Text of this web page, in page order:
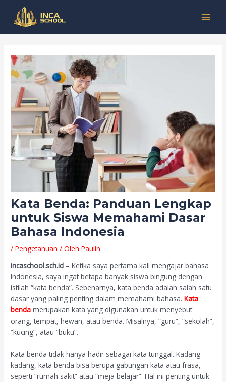
konten
Kata Benda: Panduan Lengkap
untuk Siswa Memahami Dasar
Bahasa Indonesia
/Pengetahuan / OlehPaulin
incaschool.sch.id – Ketika saya pertama kali mengajar bahasa
Indonesia, saya ingat betapa banyak siswa bingung dengan
istilah “kata benda”. Sebenarnya, kata benda adalah salah satu
dasar yang paling penting dalam memahami bahasa.Kata
benda merupakan kata yang digunakan untuk menyebut
orang, tempat, hewan, atau benda. Misalnya, “guru”, “sekolah”,
“kucing”, atau “buku”.
Kata benda tidak hanya hadir sebagai kata tunggal. Kadang-
kadang, kata benda bisa berupa gabungan kata atau frasa,
seperti “rumah sakit” atau “meja belajar”. Hal ini penting untuk
navigation
Kategori